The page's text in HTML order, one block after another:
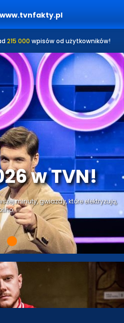
www.tvnfakty.pl
215 000 wpisów od użytkowników!
w TVN!
minuty, gwiazdy, które elektryzują,